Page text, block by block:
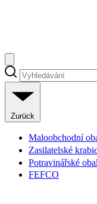
Zurück
Maloobchodní
Zasilatelské
Potravinářské
FEFCO